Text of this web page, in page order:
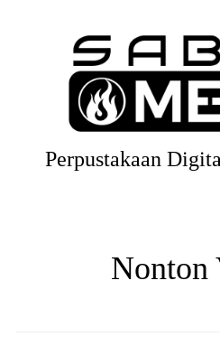
Perpustakaan
Nonton